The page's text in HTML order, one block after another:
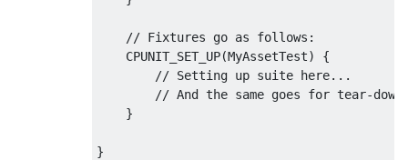
// Fixtures go as follows:
    CPUNIT_SET_UP
(MyAssetTest)
{
// Setting up suite here...
// And the same goes for tear-
}
}